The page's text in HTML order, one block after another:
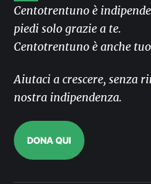
Centotrentuno è
piedi solo grazie a te.
Centotrentuno è anche
Aiutaci a crescere, senza
nostra indipendenza.
DONA QUI